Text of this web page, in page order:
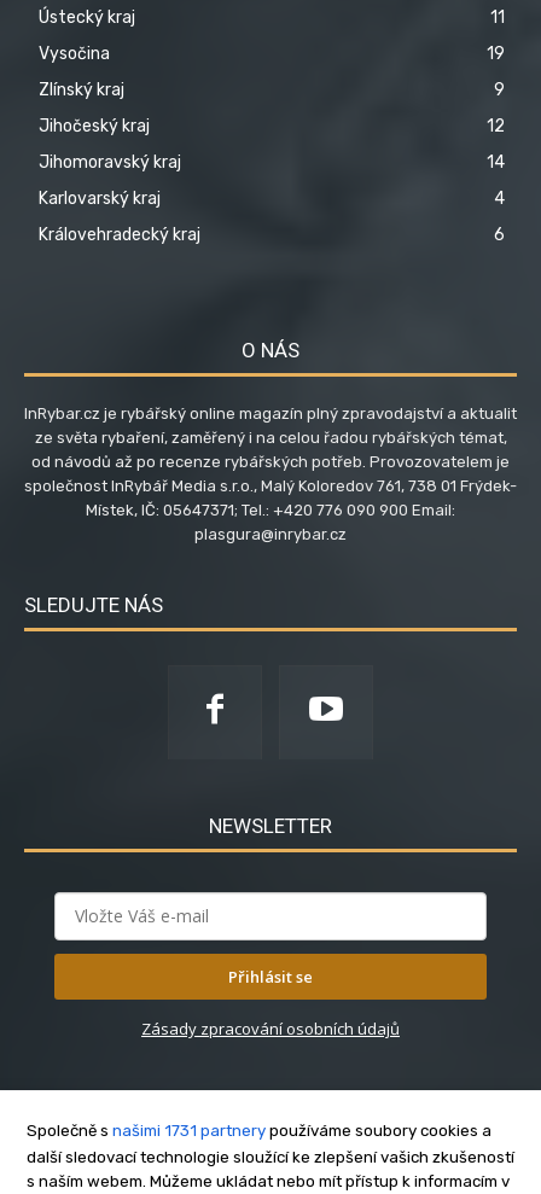
Ústecký kraj
11
Vysočina
19
Zlínský kraj
9
Jihočeský kraj
12
Jihomoravský kraj
14
Karlovarský kraj
4
Královehradecký kraj
6
O NÁS
InRybar.cz je rybářský online magazín plný zpravodajství a aktualit
ze světa rybaření, zaměřený i na celou řadou rybářských témat,
od návodů až po recenze rybářských potřeb. Provozovatelem je
společnost InRybář Media s.r.o., Malý Koloredov 761, 738 01 Frýdek-
Místek, IČ: 05647371; Tel.: +420 776 090 900 Email:
plasgura@inrybar.cz
SLEDUJTE NÁS
NEWSLETTER
Přihlásit se
Zásady zpracování osobních údajů
Společně s našimi 1731 partnery používáme soubory cookies a
další sledovací technologie sloužící ke zlepšení vašich zkušeností
s naším webem. Můžeme ukládat nebo mít přístup k informacím v